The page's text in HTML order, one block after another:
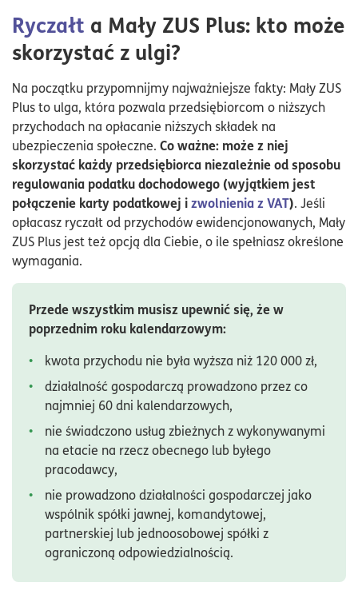
Ryczałt a Mały ZUS Plus: kto może
skorzystać z ulgi?
Na początku przypomnijmy najważniejsze fakty: Mały ZUS
Plus to ulga, która pozwala przedsiębiorcom o niższych
przychodach na opłacanie niższych składek na
ubezpieczenia społeczne. Co ważne: może z niej
skorzystać każdy przedsiębiorca niezależnie od sposobu
regulowania podatku dochodowego (wyjątkiem jest
połączenie karty podatkowej izwolnienia z VAT). Jeśli
opłacasz ryczałt od przychodów ewidencjonowanych, Mały
ZUS Plus jest też opcją dla Ciebie, o ile spełniasz określone
wymagania.
Przede wszystkim musisz upewnić się, że w
poprzednim roku kalendarzowym:
kwota przychodu nie była wyższa niż 120 000 zł,
działalność gospodarczą prowadzono przez co
najmniej 60 dni kalendarzowych,
nie świadczono usług zbieżnych z wykonywanymi
na etacie na rzecz obecnego lub byłego
pracodawcy,
nie prowadzono działalności gospodarczej jako
wspólnik spółki jawnej, komandytowej,
partnerskiej lub jednoosobowej spółki z
ograniczoną odpowiedzialnością.